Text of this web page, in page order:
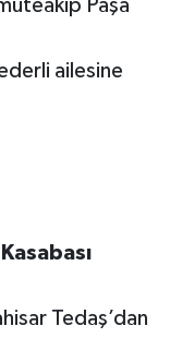
Paşa
ailesine
Tedaş’dan